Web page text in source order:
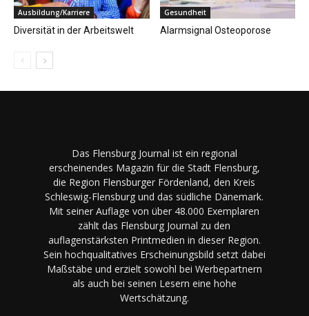
Ausbildung/Karriere
Diversität in der Arbeitswelt
Gesundheit
Alarmsignal Osteoporose
Das Flensburg Journal ist ein regional
erscheinendes Magazin für die Stadt Flensburg,
die Region Flensburger Fördenland, den Kreis
Schleswig-Flensburg und das südliche Dänemark.
Mit seiner Auflage von über 48.000 Exemplaren
zählt das Flensburg Journal zu den
auflagenstärksten Printmedien in dieser Region.
Sein hochqualitatives Erscheinungsbild setzt dabei
Maßstäbe und erzielt sowohl bei Werbepartnern
als auch bei seinen Lesern eine hohe
Wertschätzung.